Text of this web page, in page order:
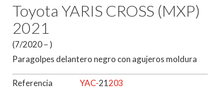
Toyota YARIS CROSS (MXP)
2021
(7/2020 – )
Paragolpes delantero negro con agujeros moldura
Referencia YAC-21203